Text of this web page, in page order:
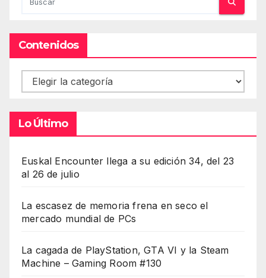
Contenidos
Contenidos
Lo Último
Euskal Encounter llega a su edición 34, del 23
al 26 de julio
La escasez de memoria frena en seco el
mercado mundial de PCs
La cagada de PlayStation, GTA VI y la Steam
Machine – Gaming Room #130